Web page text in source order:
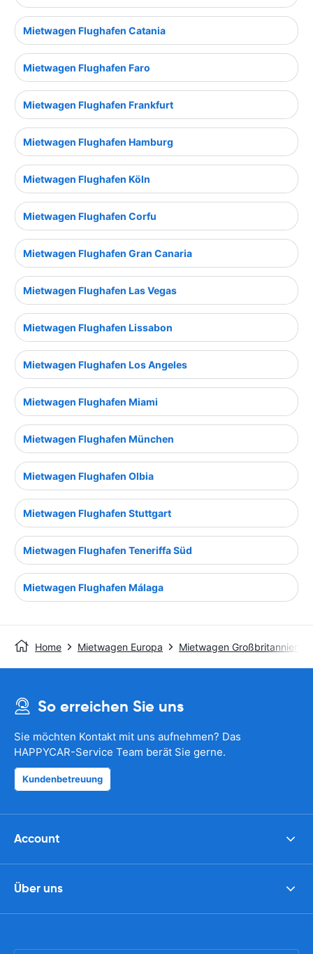
Mietwagen Flughafen Catania
Mietwagen Flughafen Faro
Mietwagen Flughafen Frankfurt
Mietwagen Flughafen Hamburg
Mietwagen Flughafen Köln
Mietwagen Flughafen Corfu
Mietwagen Flughafen Gran Canaria
Mietwagen Flughafen Las Vegas
Mietwagen Flughafen Lissabon
Mietwagen Flughafen Los Angeles
Mietwagen Flughafen Miami
Mietwagen Flughafen München
Mietwagen Flughafen Olbia
Mietwagen Flughafen Stuttgart
Mietwagen Flughafen Teneriffa Süd
Mietwagen Flughafen Málaga
Home Mietwagen Europa Mietwagen Großbritannien
So erreichen Sie uns
Sie möchten Kontakt mit uns aufnehmen? Das
HAPPYCAR-Service Team berät Sie gerne.
Kundenbetreuung
Account
Über uns